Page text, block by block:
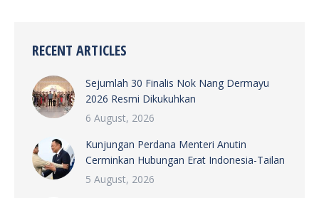
RECENT ARTICLES
Sejumlah 30 Finalis Nok Nang Dermayu
2026 Resmi Dikukuhkan
6 August, 2026
Kunjungan Perdana Menteri Anutin
Cerminkan Hubungan Erat Indonesia-Tailan
5 August, 2026